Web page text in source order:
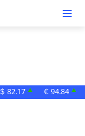
$ 82.17 ▲ € 94.84 ▲